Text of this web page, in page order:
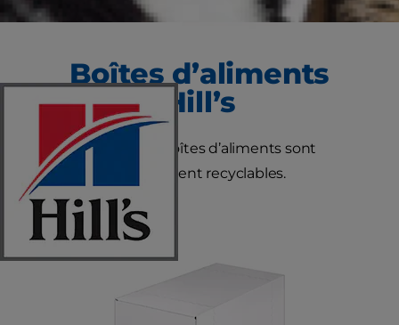
Boîtes d’aliments
Hill’s
Toutes nos boîtes d’aliments sont
entièrement recyclables.